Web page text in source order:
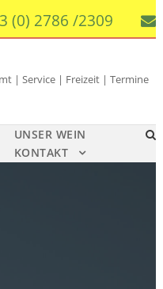
(0) 2786 /2309
| Service | Freizeit | Termine
UNSER WEIN
KONTAKT